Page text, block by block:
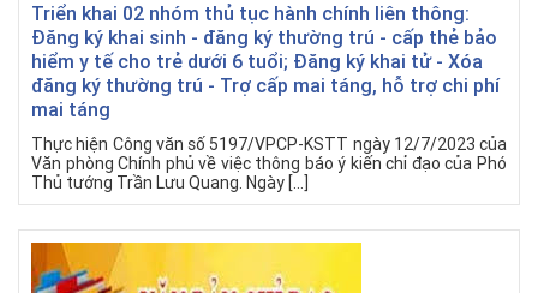
Triển khai 02 nhóm thủ tục hành chính liên thông:
Đăng ký khai sinh - đăng ký thường trú - cấp thẻ bảo
hiểm y tế cho trẻ dưới 6 tuổi; Đăng ký khai tử - Xóa
đăng ký thường trú - Trợ cấp mai táng, hỗ trợ chi phí
mai táng
Thực hiện Công văn số 5197/VPCP-KSTT ngày 12/7/2023 của
Văn phòng Chính phủ về việc thông báo ý kiến chỉ đạo của Phó
Thủ tướng Trần Lưu Quang. Ngày […]